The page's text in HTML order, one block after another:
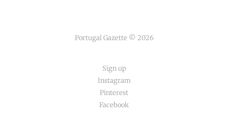
Portugal Gazette © 2026
Sign up
Instagram
Pinterest
Facebook